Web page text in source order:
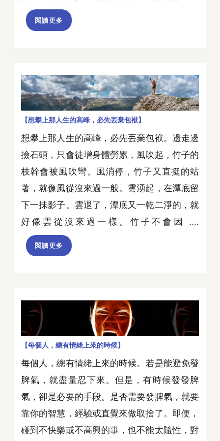
閱讀更多
【想攀上那人生的高峰，必先丟棄包袱】
想攀上那人生的高峰，必先丟棄包袱。邊走邊
撿石頭，只會徒增身體勞累，風吹起，竹子的
枝幹會被風吹彎。風消停，竹子又直挺的站
著，就像風從沒來過一般。雲湧起，在潭底留
下一抹影子。雲退了，潭底又一乾二淨的，就
好像雲從沒來過一樣。竹子不會因 ....
閱讀更多
【每個人，總有情緒上來的時候】
每個人，總有情緒上來的時候。若是能避免發
脾氣，就盡量忍下來。但是，有時候發發脾
氣，卻是必要的手段。是否需要發脾氣，就要
靠你的智慧，經驗或直覺來做取捨了。即便，
碰到不快樂或不高興的事，也不能太隨性，對